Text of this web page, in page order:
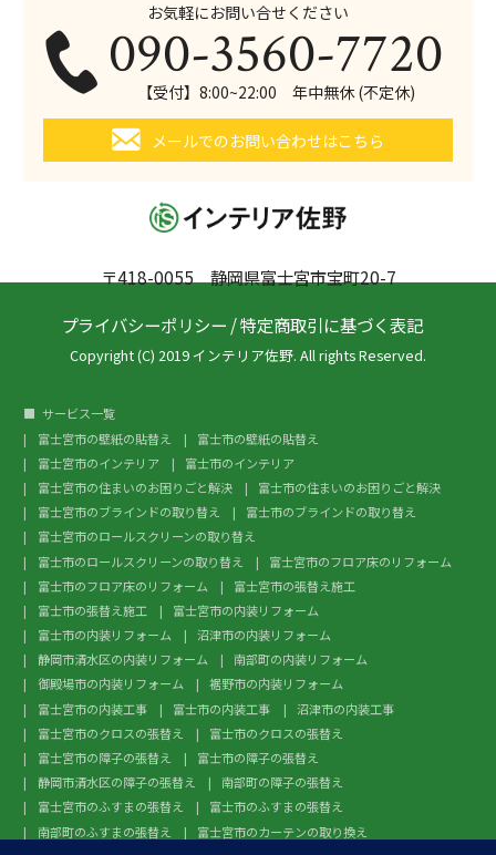
〒418-0055 静岡県富士宮市宝町20-7
お気軽にお問い合せください
090-3560-7720
【受付】8:00~22:00 年中無休 (不定休)
メールでのお問い合わせはこちら
プライバシーポリシー /特定商取引に基づく表記
Copyright (C) 2019 インテリア佐野. All rights Reserved.
サービス一覧
富士宮市の壁紙の貼替え
富士市の壁紙の貼替え
富士宮市のインテリア
富士市のインテリア
富士宮市の住まいのお困りごと解決
富士市の住まいのお困りごと解決
富士宮市のブラインドの取り替え
富士市のブラインドの取り替え
富士宮市のロールスクリーンの取り替え
富士市のロールスクリーンの取り替え
富士宮市のフロア床のリフォーム
富士市のフロア床のリフォーム
富士宮市の張替え施工
富士市の張替え施工
富士宮市の内装リフォーム
富士市の内装リフォーム
沼津市の内装リフォーム
静岡市清水区の内装リフォーム
南部町の内装リフォーム
御殿場市の内装リフォーム
裾野市の内装リフォーム
富士宮市の内装工事
富士市の内装工事
沼津市の内装工事
富士宮市のクロスの張替え
富士市のクロスの張替え
富士宮市の障子の張替え
富士市の障子の張替え
静岡市清水区の障子の張替え
南部町の障子の張替え
富士宮市のふすまの張替え
富士市のふすまの張替え
南部町のふすまの張替え
富士宮市のカーテンの取り換え